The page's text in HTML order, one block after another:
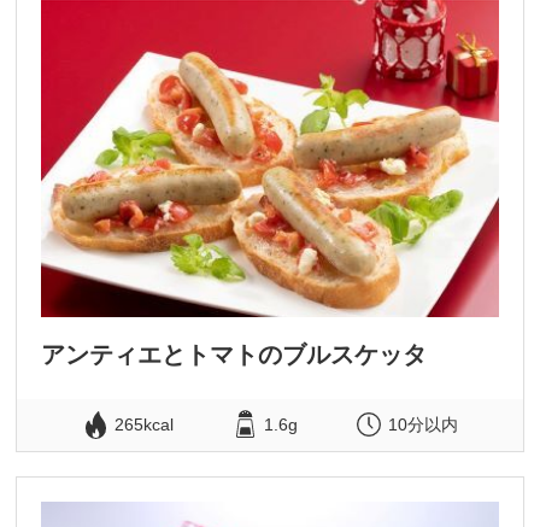
アンティエとトマトのブルスケッタ
265kcal 1.6g 10分以内